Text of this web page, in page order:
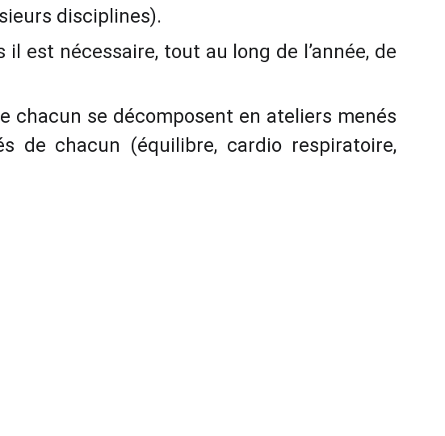
disciplines).
est nécessaire, tout au long de l’année, de
chacun se décomposent en ateliers menés
de chacun (équilibre, cardio respiratoire,